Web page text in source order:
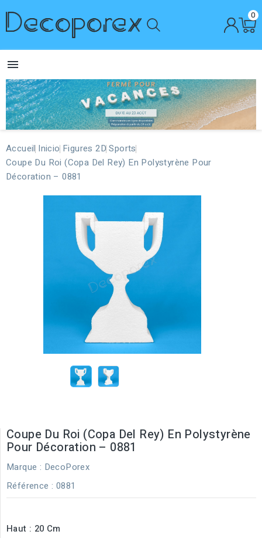
0

Accueil Inicio Figures 2D Sports
Coupe Du Roi (Copa Del Rey) En Polystyrène Pour
Décoration – 0881
Coupe Du Roi (Copa Del Rey) En Polystyrène
Pour Décoration – 0881
Marque : DecoPorex
Référence : 0881
Haut : 20 Cm